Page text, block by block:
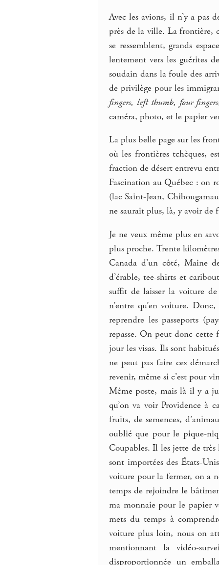
Avec les avions, il n’y a
près de la ville. La frontière,
se ressemblent, grands
lentement vers les guérites
soudain dans la foule des
de privilège pour les
fingers, left thumb, four fingers
caméra, photo, et le papier
La plus belle page sur les
où les frontières tchèques,
fraction de désert entrevu
Fascination au Québec : on
(lac Saint-Jean,
ne saurait plus, là, y avoir de
Je ne veux même plus en
plus proche. Trente
Canada d’un côté, Maine
d’érable, tee-shirts et
suffit de laisser la voiture
n’entre qu’en voiture.
reprendre les passeports
repasse. On peut donc cette
jour les visas. Ils sont
ne peut pas faire ces
revenir, même si c’est pour
Même poste, mais là il y a
qu’on va voir Providence à
fruits, de semences,
oublié que pour le pique-
Coupables. Il les jette de très
sont importées des États-
voiture pour la fermer, on a
temps de rejoindre le
ma monnaie pour le papier
mets du temps à
voiture plus loin, nous on
mentionnant la vidéo-
disproportionnée un